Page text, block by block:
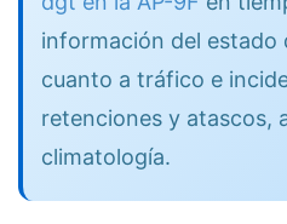
información del estado
cuanto a tráfico e
retenciones y atascos,
climatología.